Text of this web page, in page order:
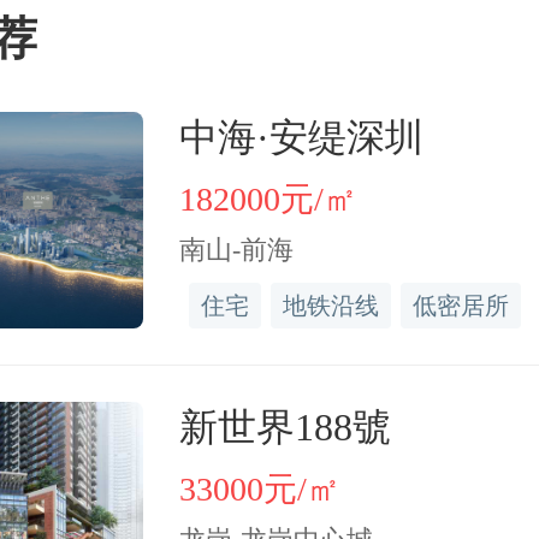
中海·安缇深圳
182000元/㎡
南山-前海
住宅 地铁沿线 低密居所
新世界188號
33000元/㎡